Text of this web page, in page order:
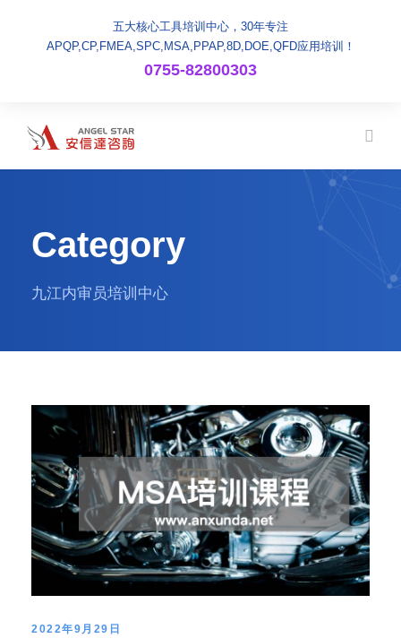
五大核心工具培训中心，30年专注
APQP,CP,FMEA,SPC,MSA,PPAP,8D,DOE,QFD应用培训！
0755-82800303
Category
九江内审员培训中心
2022年9月29日